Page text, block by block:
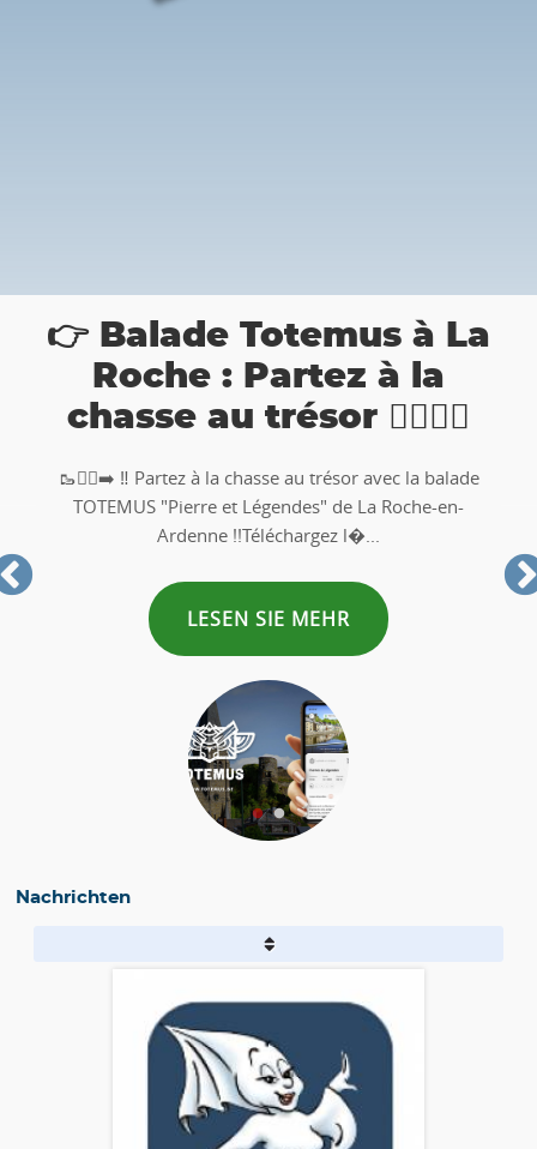
👉 Balade Totemus à La
Roche : Partez à la
chasse au trésor 🚶‍♀🚶‍♂
🥾🚶‍♂️‍➡️ ‼ Partez à la chasse au trésor avec la balade
TOTEMUS "Pierre et Légendes" de La Roche-en-
Ardenne !!Téléchargez l�...
LESEN SIE MEHR
Nachrichten